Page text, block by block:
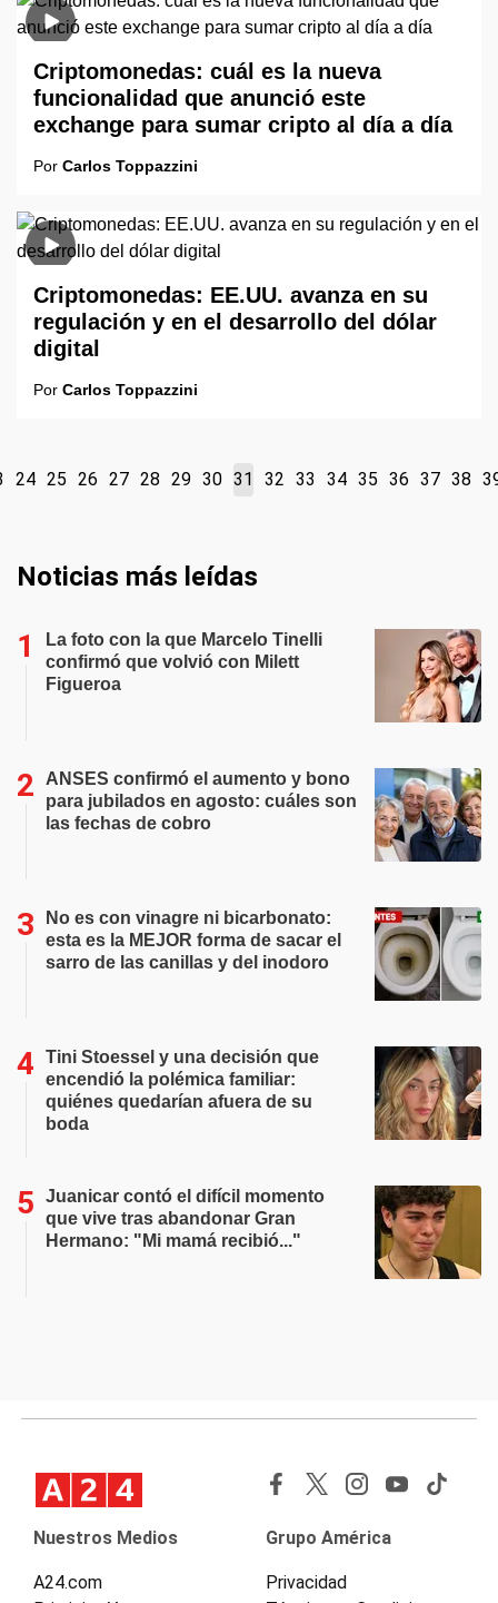
Criptomonedas: cuál es la nueva
funcionalidad que anunció este
exchange para sumar cripto al día a día
Por Carlos Toppazzini
Criptomonedas: EE.UU. avanza en su
regulación y en el desarrollo del dólar
digital
Por Carlos Toppazzini
24 25 26 27 28 29 30 31 32 33 34 35 36 37 38
Noticias más leídas
La foto con la que Marcelo Tinelli
confirmó que volvió con Milett
Figueroa
ANSES confirmó el aumento y bono
para jubilados en agosto: cuáles son
las fechas de cobro
No es con vinagre ni bicarbonato:
esta es la MEJOR forma de sacar el
sarro de las canillas y del inodoro
Tini Stoessel y una decisión que
encendió la polémica familiar:
quiénes quedarían afuera de su
boda
Juanicar contó el difícil momento
que vive tras abandonar Gran
Hermano: "Mi mamá recibió..."
Nuestros Medios
A24.com
Grupo América
Privacidad